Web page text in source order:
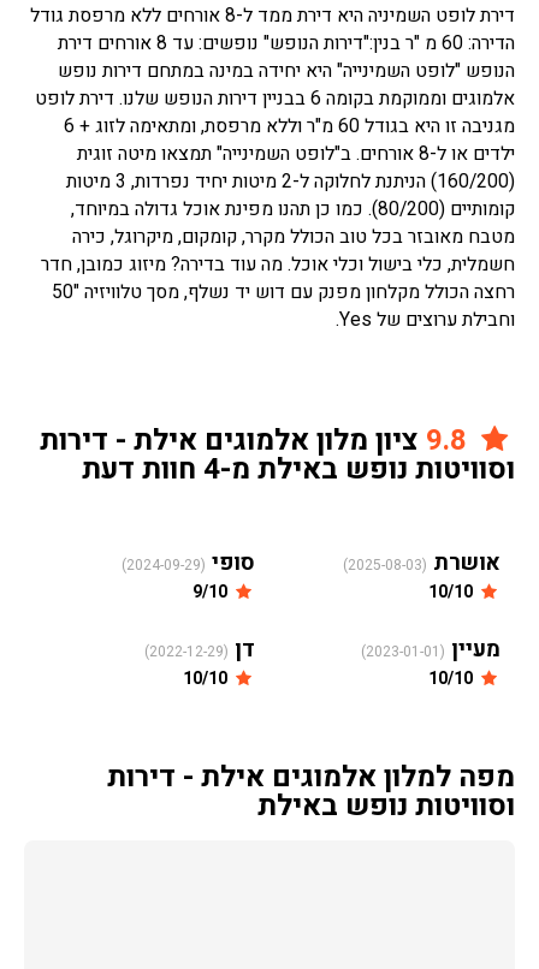
דירת לופט השמיניה היא דירת ממד ל-8 אורחים ללא מרפסת גודל
הדירה: 60 מ "ר בנין:"דירות הנופש" נופשים: עד 8 אורחים דירת
הנופש "לופט השמינייה" היא יחידה במינה במתחם דירות נופש
אלמוגים וממוקמת בקומה 6 בבניין דירות הנופש שלנו. דירת לופט
מגניבה זו היא בגודל 60 מ"ר וללא מרפסת, ומתאימה לזוג + 6
ילדים או ל-8 אורחים. ב"לופט השמינייה" תמצאו מיטה זוגית
(160/200) הניתנת לחלוקה ל-2 מיטות יחיד נפרדות, 3 מיטות
קומותיים (80/200). כמו כן תהנו מפינת אוכל גדולה במיוחד,
מטבח מאובזר בכל טוב הכולל מקרר, קומקום, מיקרוגל, כירה
חשמלית, כלי בישול וכלי אוכל. מה עוד בדירה? מיזוג כמובן, חדר
רחצה הכולל מקלחון מפנק עם דוש יד נשלף, מסך טלוויזיה "50
וחבילת ערוצים של Yes.
ציון מלון אלמוגים אילת - דירות
וסוויטות נופש באילת מ-4 חוות דעת
אושרת (2025-08-03) סופי (2024-09-29)
מעיין (2023-01-01) דן (2022-12-29)
מפה למלון אלמוגים אילת - דירות
וסוויטות נופש באילת